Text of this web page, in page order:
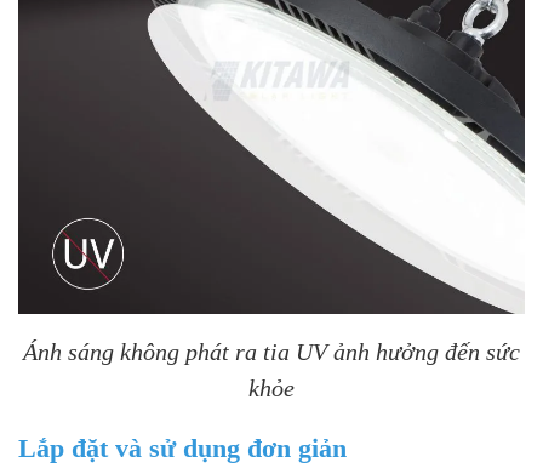
Ánh sáng không phát ra tia UV ảnh hưởng đến sức
khỏe
Lắp đặt và sử dụng đơn giản